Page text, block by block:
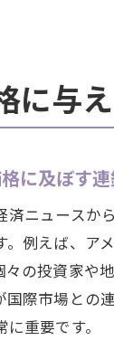
大府市
季節要
大府市
利益を
大府市
大府市
情報を
大府市
に与
に及ぼす
ニュースか
例えば、ア
の投資家や
際市場と
重要です。